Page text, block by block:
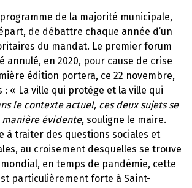
de la majorité municipale,
de débattre chaque année d’un
du mandat. Le premier forum
annulé, en 2020, pour cause de crise
édition portera, ce 22 novembre,
: « La ville qui protège et la ville qui
le contexte actuel, ces deux sujets se
manière évidente, souligne le maire.
à traiter des questions sociales et
au croisement desquelles se trouve
en temps de pandémie, cette
particulièrement forte à Saint-